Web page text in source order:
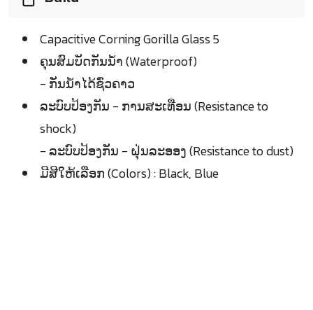
Capacitive Corning Gorilla Glass 5
ຄຸນສົມບັດກັນນ້ຳ (Waterproof)
- ກັນນ້ຳໄດ້ຊົ່ວຄາວ
ລະບົບປ້ອງກັນ - ການສະເທືອນ (Resistance to
shock)
- ລະບົບປ້ອງກັນ - ຝຸ່ນລະອອງ (Resistance to dust)
ມີສີໃຫ້ເລືອກ (Colors) : Black, Blue